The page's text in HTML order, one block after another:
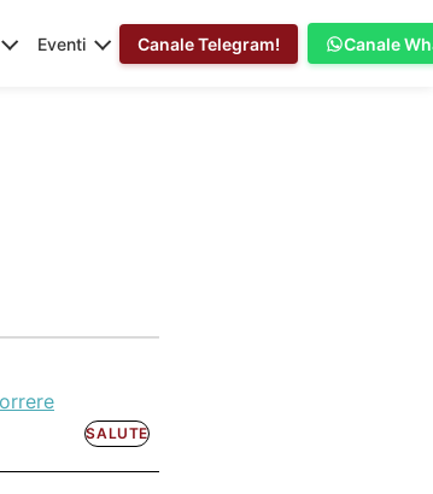
Eventi Canale Telegram! Canale
SALUTE